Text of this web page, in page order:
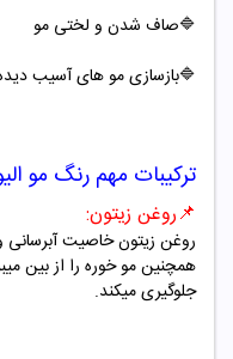
🔷صاف شدن و لختی مو
🔷بازسازی مو های آسیب
ترکیبات مهم رنگ مو
📌روغن زیتون:
روغن زیتونخاصیت آبرسانی
همچنین مو خوره را از بین
جلوگیری میکند.